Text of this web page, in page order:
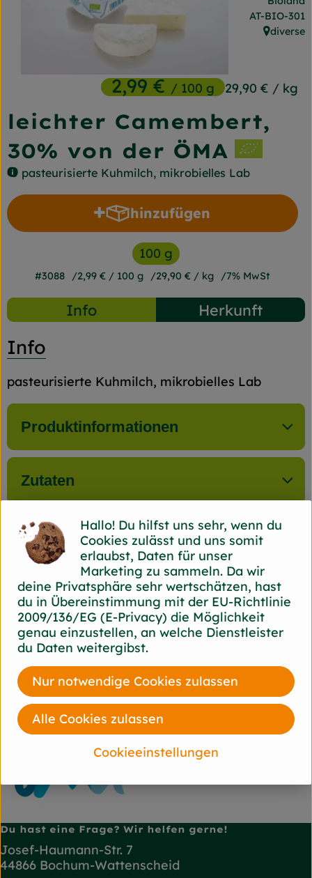
Frischetheke
Drogerie
So geht's
Unsere Kisten
Blog
Jetzt bestellen
leichter Camembert,
30% von der ÖMA
pasteurisierte Kuhmilch, mikrobielles Lab
2,99 €/ 100 g 29,90 € / kg
,
AT-BIO-301
,
diverse
hinzufügen
Produkt zum Warenkorb
100 g
#3088 2,99 € / 100 g 29,90 € / kg 7% MwSt
Info Herkunft
Info
pasteurisierte Kuhmilch, mikrobielles Lab
Produktinformationen
Zutaten
Nährwert-Info
Produktdatenblatt
Herkunft
diverse
ÖMA
Du hast eine Frage? Wir helfen gerne!
Josef-Haumann-Str. 7
44866 Bochum-Wattenscheid
Hallo! Du hilfst uns sehr, wenn du
Cookies zulässt und uns somit
erlaubst, Daten für unser
Marketing zu sammeln. Da wir
deine Privatsphäre sehr wertschätzen, hast
du in Übereinstimmung mit der EU-Richtlinie
2009/136/EG (E-Privacy) die Möglichkeit
genau einzustellen, an welche Dienstleister
du Daten weitergibst.
Cookieeinstellungen
Nur notwendige Cookies zulassen
Alle Cookies zulassen